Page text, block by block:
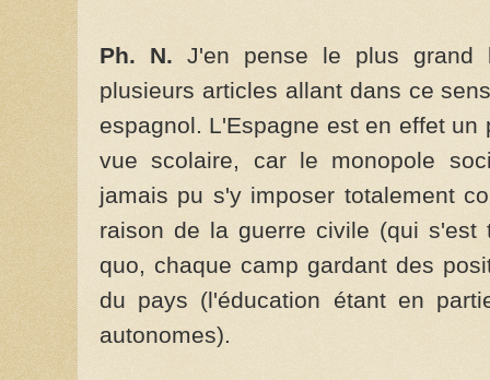
Ph. N. J'en pense le plus grand
plusieurs articles allant dans ce
espagnol. L'Espagne est en effet
vue scolaire, car le monopole
jamais pu s'y imposer totalement
raison de la guerre civile (qui
quo, chaque camp gardant des
du pays (l'éducation étant en
autonomes).